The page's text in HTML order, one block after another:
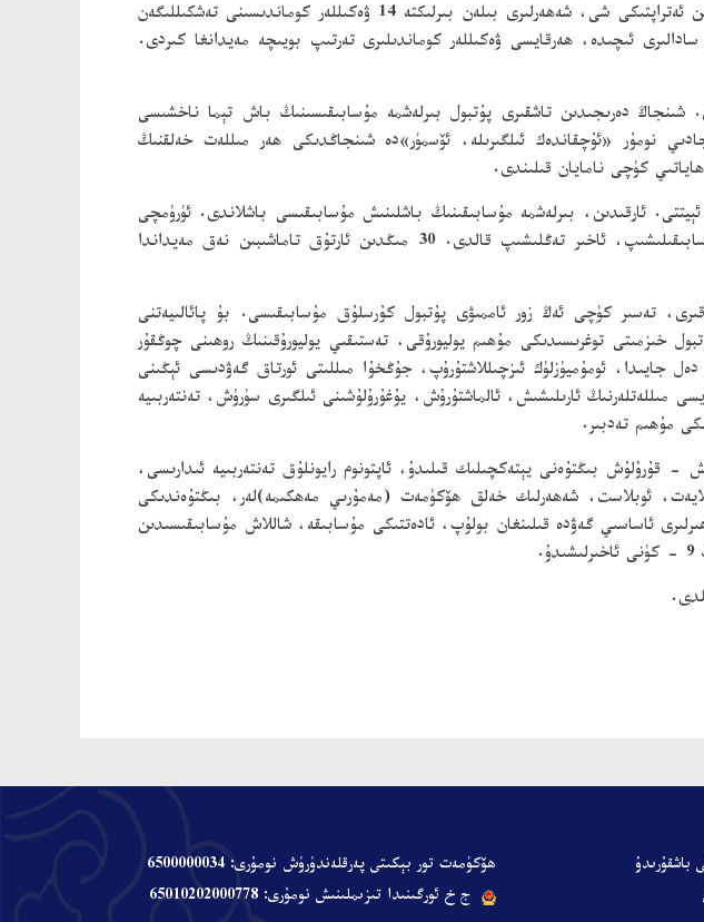
بۇ نۆۋەتلىك مۇسابىقىدە، ئاپتونوم رايوندىكى 14 ۋىلايەت، ئوبلاست، شەھەر بىڭتۇەننىڭ يېقىن ئەتراپتىكى شى، شەھەرلىرى بىلەن بىرلىكتە 14 ۋەكىللەر كوماندىسىنى تەشكىللىگەن
ئىچىدە، ھەرقايسى ۋەكىللەر كوماندىلىرى تەرتىپ بويىچە مەيدانغا كىردى.
شىنجاڭ دەرىجىدىن تاشقىرى پۇتبول بىرلەشمە مۇسابىقىسىنىڭ باش تېما ناخشىسى
نومۇر «ئۇچقاندەك ئىلگىرىلە، ئۆسمۈر»دە شىنجاڭدىكى ھەر مىللەت خەلقنىڭ
ھاياتىي كۈچى نامايان قىلىندى.
ئارقىدىن، بىرلەشمە مۇسابىقىنىڭ باشلىنىش مۇسابىقىسى باشلاندى. ئۈرۈمچى
كوماندىسى ئۆز مەيدانىدا قاراماي كوماندىسى بىلەن مۇسابىقىلەشتى، ئىككى تەرەپ كەسكىن مۇسابىقىلىشىپ، ئاخىر تەڭلىشىپ قالدى. 30 مىڭدىن ئارتۇق تاماشىبىن نەق مەيداندا
تەسىر كۈچى ئەڭ زور ئاممىۋى پۇتبول كۇرسلۇق مۇسابىقىسى. بۇ پائالىيەتنى
خىزمىتى توغرىسىدىكى مۇھىم يوليورۇقى، تەستىقىي يوليورۇقىنىڭ روھىنى چوڭقۇر
جايىدا، ئومۇميۈزلۈك ئىزچىللاشتۇرۇپ، جۇڭخۇا مىللىتى ئورتاق گەۋدىسى ئېڭىنى
ئارىلىشىش، ئالماشتۇرۇش، يۇغۇرۇلۇشىنى ئىلگىرى سۈرۈش، تەنتەربىيە
مۇھىم تەدبىر.
قۇرۇلۇش بىڭتۇەنى يېتەكچىلىك قىلىدۇ، ئاپتونوم رايونلۇق تەنتەربىيە ئىدارىسى،
ئوبلاست، شەھەرلىك خەلق ھۆكۈمەت (مەمۇرىي مەھكىمە)لەر، بىڭتۇەندىكى
ئاساسىي گەۋدە قىلىنغان بولۇپ، ئادەتتىكى مۇسابىقە، شاللاش مۇسابىقىسىدىن
ھۆكۈمەت تور بېكىتى پەرقلەندۈرۈش نومۇرى: 6500000034
ج خ ئورگىنىدا تىزىملىنىش نومۇرى: 65010202000778
باشقۇرىدۇ